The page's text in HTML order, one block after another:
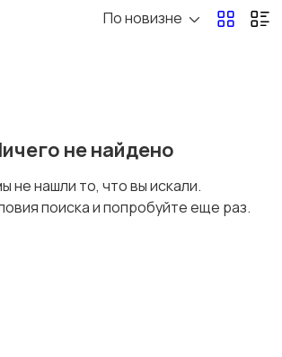
Уход за кожей
По новизне
не найдено
не нашли то, что вы искали.
поиска и попробуйте еще раз.